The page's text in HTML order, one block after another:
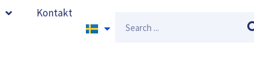
Kontakt